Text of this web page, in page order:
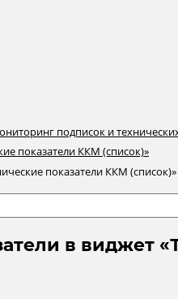
подписок и
показатели ККМ (список)»
показатели ККМ (список)»
в виджет